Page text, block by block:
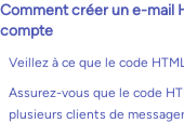
Comment créer un e-mail
compte
Veillez à ce que le code
Assurez-vous que le code
plusieurs clients de